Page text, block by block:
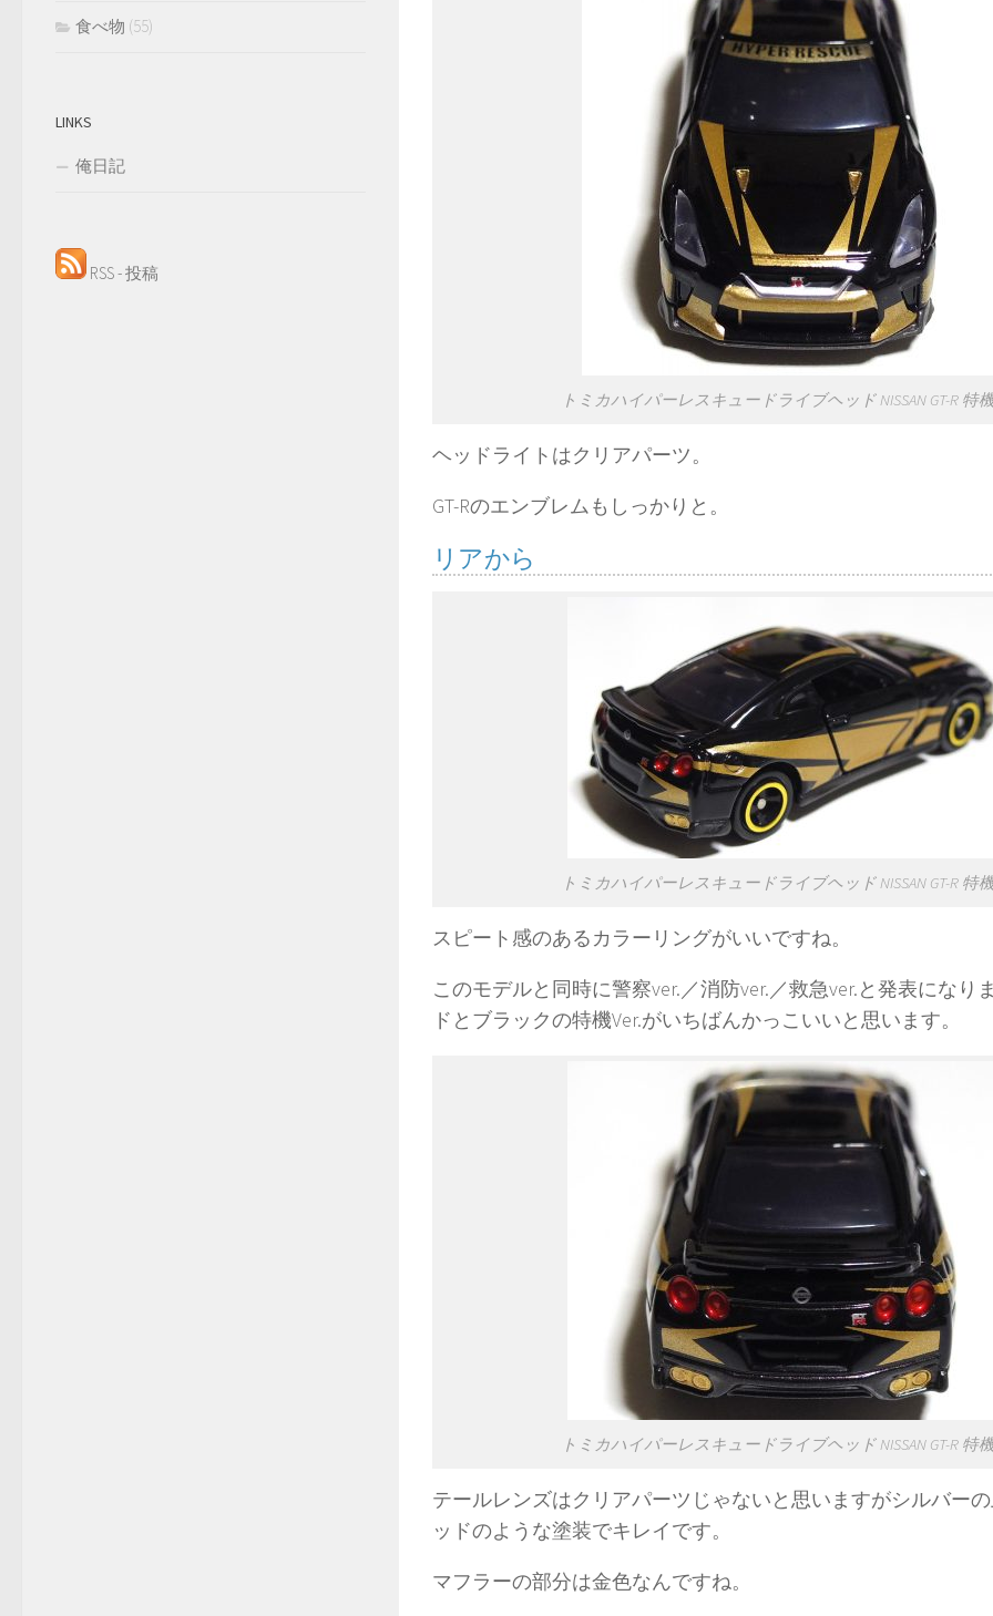
トミカハイパーレスキュードライブヘッド NISSAN GT-R 特
ヘッドライトはクリアパーツ。
GT-Rのエンブレムもしっかりと。
リアから
トミカハイパーレスキュードライブヘッド NISSAN GT-R 特
スピート感のあるカラーリングがいいですね。
このモデルと同時に警察ver.／消防ver.／救急ver.と発表になり
ドとブラックの特機Ver.がいちばんかっこいいと思います。
トミカハイパーレスキュードライブヘッド NISSAN GT-R 特
テールレンズはクリアパーツじゃないと思いますがシルバー
ッドのような塗装でキレイです。
マフラーの部分は金色なんですね。
食べ物 (55)
LINKS
俺日記
RSS - 投稿